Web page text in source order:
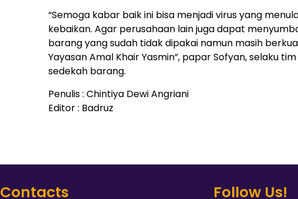
“Semoga kabar baik ini bisa menjadi virus yang
kebaikan. Agar perusahaan lain juga dapat
barang yang sudah tidak dipakai namun masih
Yayasan Amal Khair Yasmin”, papar Sofyan, selaku
sedekah barang.
Penulis : Chintiya Dewi Angriani
Editor : Badruz
Contacts Follow Us!